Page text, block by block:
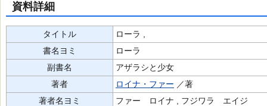
資料詳細
タイトル
ローラ ,
書名ヨミ
ローラ
副書名
アザラシと少女
著者
ロイナ・ファー ／著
著者名ヨミ
ファー ロイナ , フジワラ エイジ